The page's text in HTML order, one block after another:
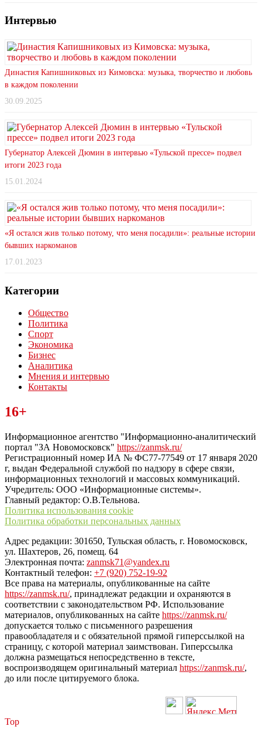
Интервью
Династия Капишниковых из Кимовска: музыка, творчество и любовь
в каждом поколении
30.09.2025
Губернатор Алексей Дюмин в интервью «Тульской прессе» подвел
итоги 2023 года
15.01.2024
«Я остался жив только потому, что меня посадили»: реальные истории
бывших наркоманов
17.01.2023
Категории
Общество
Политика
Спорт
Экономика
Бизнес
Аналитика
Мнения и интервью
Контакты
Читайте последние новости дня в Тульской области на сайте
“ЗаНовомосковск”
16+
Информационное агентство "Информационно-аналитический
портал "ЗА Новомосковск" https://zanmsk.ru/
Регистрационный номер ИА № ФС77-77549 от 17 января 2020
г, выдан Федеральной службой по надзору в сфере связи,
информационных технологий и массовых коммуникаций.
Учредитель: ООО «Информационные системы».
Главный редактор: О.В.Тельнова.
Политика использования cookie
Политика обработки персональных данных
Адрес редакции: 301650, Тульская область, г. Новомосковск,
ул. Шахтеров, 26, помещ. 64
Электронная почта: zanmsk71@yandex.ru
Контактный телефон: +7 (920) 752-19-92
Все права на материалы, опубликованные на сайте
https://zanmsk.ru/, принадлежат редакции и охраняются в
соответствии с законодательством РФ. Использование
материалов, опубликованных на сайте https://zanmsk.ru/
допускается только с письменного разрешения
правообладателя и с обязательной прямой гиперссылкой на
страницу, с которой материал заимствован. Гиперссылка
должна размещаться непосредственно в тексте,
воспроизводящем оригинальный материал https://zanmsk.ru/,
до или после цитируемого блока.
Top